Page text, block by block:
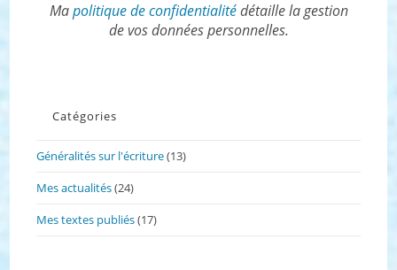
Mapolitique de confidentialitédétaille la gestion
de vos données personnelles.
Catégories
Généralités sur l'écriture(13)
Mes actualités(24)
Mes textes publiés(17)